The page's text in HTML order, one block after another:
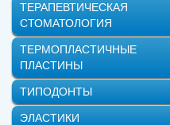
ТЕРАПЕВТИЧЕСКАЯ
СТОМАТОЛОГИЯ
ТЕРМОПЛАСТИЧНЫЕ
ПЛАСТИНЫ
ТИПОДОНТЫ
ЭЛАСТИКИ